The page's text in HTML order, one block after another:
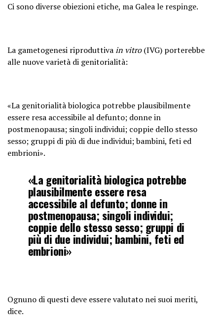
Ci sono diverse obiezioni etiche, ma Galea le respinge.
La gametogenesi riproduttivain vitro(IVG) porterebbe
alle nuove varietà di genitorialità:
«La genitorialità biologica potrebbe plausibilmente
essere resa accessibile al defunto; donne in
postmenopausa; singoli individui; coppie dello stesso
sesso; gruppi di più di due individui; bambini, feti ed
embrioni».
«La genitorialità biologica potrebbe
plausibilmente essere resa
accessibile al defunto; donne in
postmenopausa; singoli individui;
coppie dello stesso sesso; gruppi di
più di due individui; bambini, feti ed
embrioni»
Ognuno di questi deve essere valutato nei suoi meriti,
dice.